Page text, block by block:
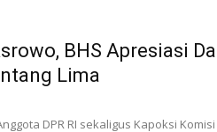
BHS Apresiasi
Lima
DPR RI sekaligus Kapoksi